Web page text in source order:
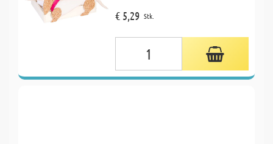
€ 5,29 Stk.